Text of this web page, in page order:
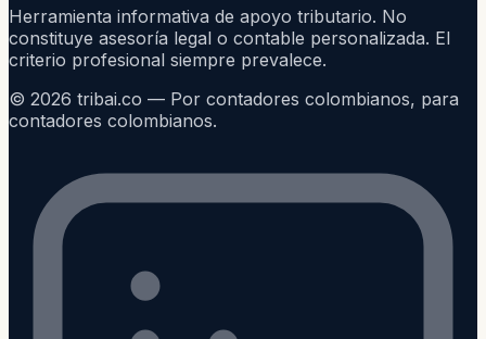
Herramienta informativa de apoyo tributario. No
constituye asesoría legal o contable personalizada. El
criterio profesional siempre prevalece.
© 2026 tribai.co — Por contadores colombianos, para
contadores colombianos.